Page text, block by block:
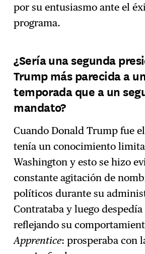
por su entusiasmo ante el
programa.
¿Sería una segunda
Trump más parecida a
temporada que a un
mandato?
Cuando Donald Trump fue
tenía un conocimiento
Washington y esto se hizo
constante agitación de
políticos durante su
Contrataba y luego despedía
reflejando su
Apprentice: prosperaba con